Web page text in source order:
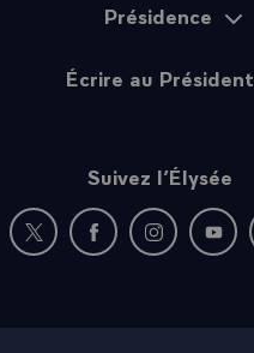
Présidence
Écrire au Président
Suivez l’Élysée
Nouvelle fenêtre : rejoignez-
Nouvelle fenêtre :
Nouvelle